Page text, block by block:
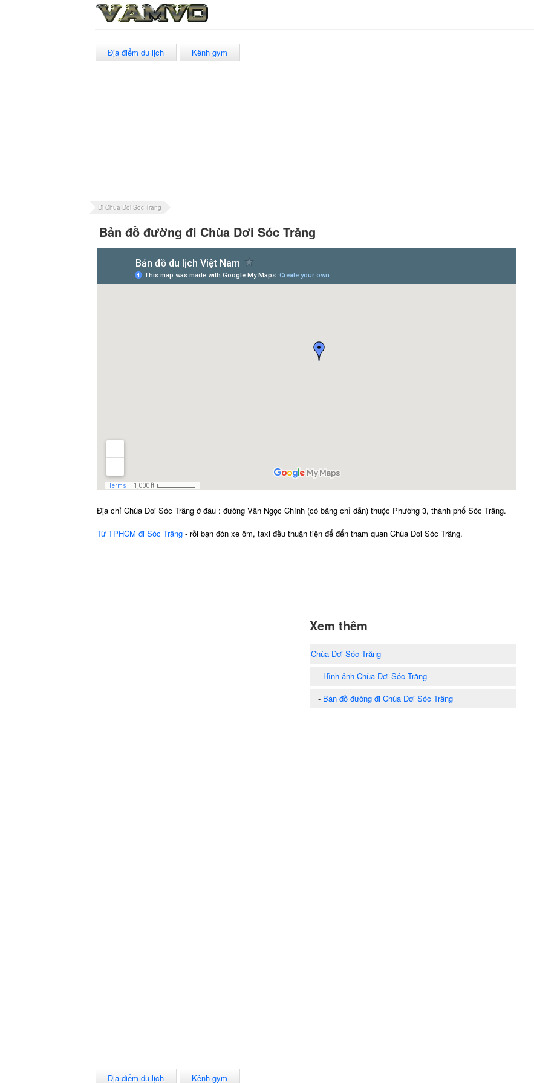
Địa điểm du lịch Kênh gym
Di Chua Doi Soc Trang
Bản đồ đường đi Chùa Dơi Sóc Trăng
Địa chỉ Chùa Dơi Sóc Trăng ở đâu : đường Văn Ngọc Chính (có bảng chỉ dẫn) thuộc Phường 3, thành phố Sóc Trăng.
Từ TPHCM đi Sóc Trăng - rồi bạn đón xe ôm, taxi đều thuận tiện để đến tham quan Chùa Dơi Sóc Trăng.
Xem thêm
Chùa Dơi Sóc Trăng
- Hình ảnh Chùa Dơi Sóc Trăng
- Bản đồ đường đi Chùa Dơi Sóc Trăng
Địa điểm du lịch Kênh gym